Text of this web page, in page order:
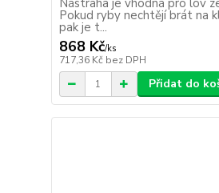
Nástraha je vhodná pro lov
Pokud ryby nechtějí brát na
pak je t...
868 Kč/ks
717,36 Kč bez DPH
Přidat do